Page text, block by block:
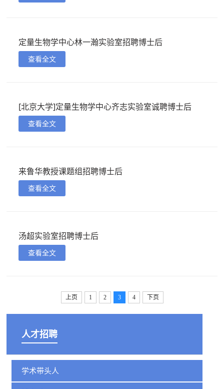
定量生物学中心林一瀚实验室招聘博士后
查看全文
[北京大学]定量生物学中心齐志实验室诚聘博士后
查看全文
来鲁华教授课题组招聘博士后
查看全文
汤超实验室招聘博士后
查看全文
上页 1 2 3 4 下页
人才招聘
学术带头人